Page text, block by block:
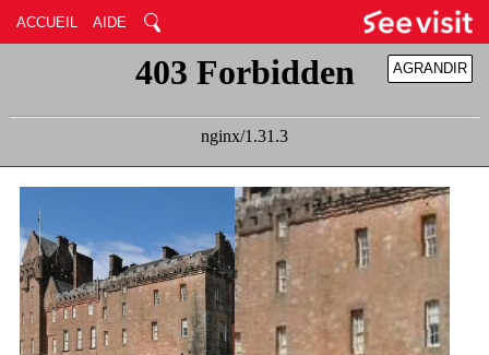
ACCUEIL AIDE
RÉDUIRE
AGRANDIR